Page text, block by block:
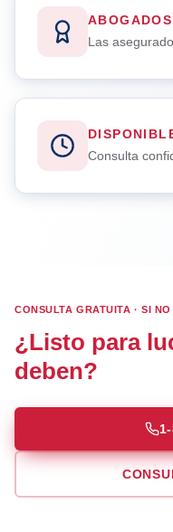
Las
Consulta
CONSULTA GRATUITA · SI
¿Listo para
deben?